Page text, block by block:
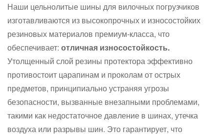
Наши цельнолитые шины для вилочных погрузчиков
изготавливаются из высокопрочных и износостойких
резиновых материалов премиум-класса, что
обеспечивает: отличная износостойкость.
Утолщенный слой резины протектора эффективно
противостоит царапинам и проколам от острых
предметов, принципиально устраняя угрозы
безопасности, вызванные внезапными проблемами,
такими как недостаточное давление в шинах, утечка
воздуха или разрывы шин. Это гарантирует, что